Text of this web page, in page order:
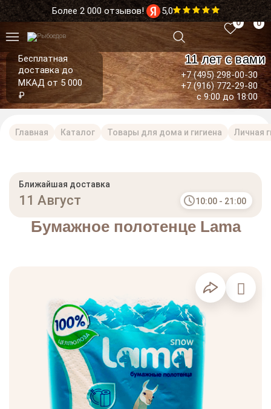
Более 2 000 отзывов! 5,0
Бесплатная
доставка до
МКАД от 5 000
₽
11 лет с вами
+7 (495) 298-00-30
+7 (916) 772-29-80
с 9:00 до 18:00
0 0
Главная Каталог Товары для дома и гигиена Личная
Бумажное полотенце Lama
Ближайшая доставка
11 Август 10:00 - 21:00